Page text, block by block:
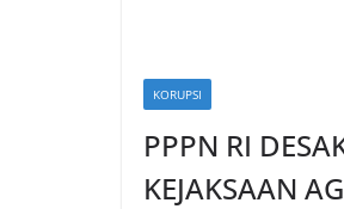
KORUPSI
PPPN RI
KEJAKSAAN